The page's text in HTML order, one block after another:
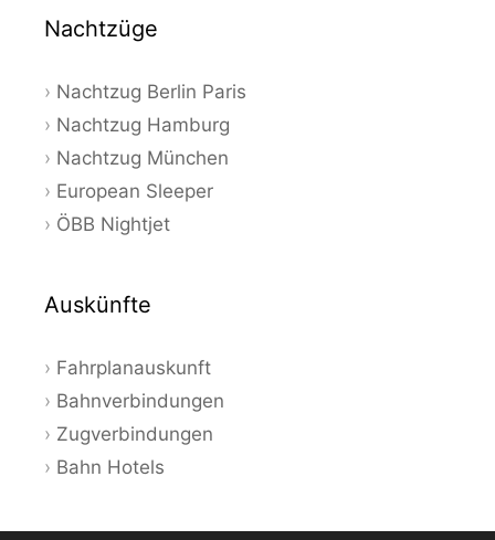
Nachtzüge
Nachtzug Berlin Paris
Nachtzug Hamburg
Nachtzug München
European Sleeper
ÖBB Nightjet
Auskünfte
Fahrplanauskunft
Bahnverbindungen
Zugverbindungen
Bahn Hotels